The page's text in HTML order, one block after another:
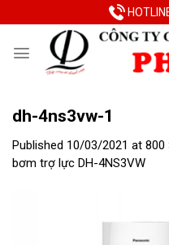
to
dh-4ns3vw-1
Published 10/03/2021 at 800
bơm trợ lực DH-4NS3VW